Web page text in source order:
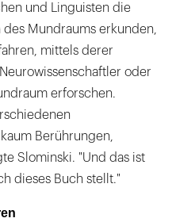
und Linguisten die
Mundraums erkunden,
mittels derer
oder
erforschen.
Berührungen,
Slominski. "Und das ist
dieses Buch stellt."